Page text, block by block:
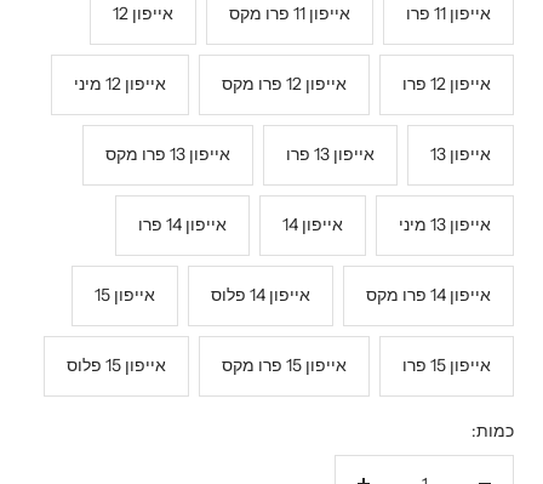
אייפון 11 פרו אייפון 11 פרו מקס אייפון 12
אייפון 12 פרו אייפון 12 פרו מקס אייפון 12 מיני
אייפון 13 אייפון 13 פרו אייפון 13 פרו מקס
אייפון 13 מיני אייפון 14 אייפון 14 פרו
אייפון 14 פרו מקס אייפון 14 פלוס אייפון 15
אייפון 15 פרו אייפון 15 פרו מקס אייפון 15 פלוס
כמות: